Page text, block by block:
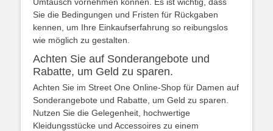
Sie die Bedingungen und Fristen für Rückgaben
kennen, um Ihre Einkaufserfahrung so reibungslos
wie möglich zu gestalten.
Achten Sie auf Sonderangebote und
Rabatte, um Geld zu sparen.
Achten Sie im Street One Online-Shop für Damen auf
Sonderangebote und Rabatte, um Geld zu sparen.
Nutzen Sie die Gelegenheit, hochwertige
Kleidungsstücke und Accessoires zu einem